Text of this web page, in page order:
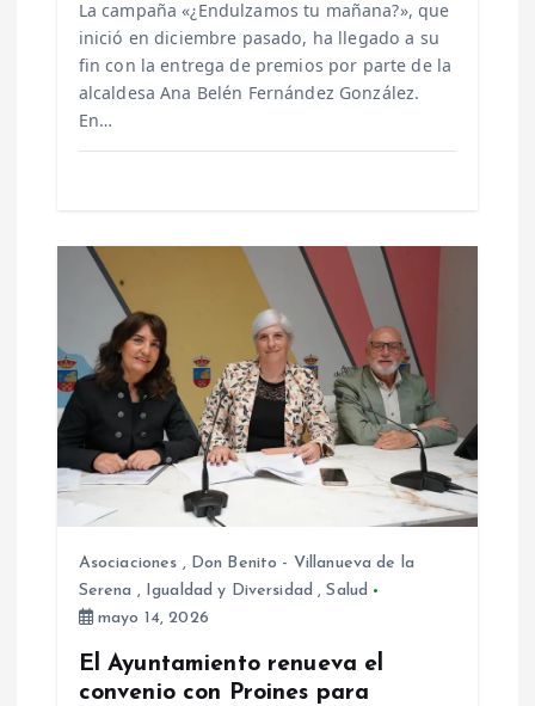
La campaña «¿Endulzamos tu mañana?», que
inició en diciembre pasado, ha llegado a su
fin con la entrega de premios por parte de la
alcaldesa Ana Belén Fernández González.
En…
Asociaciones , Don Benito - Villanueva de la
Serena , Igualdad y Diversidad ,Salud
mayo 14, 2026
El Ayuntamiento renueva el
convenio con Proines para